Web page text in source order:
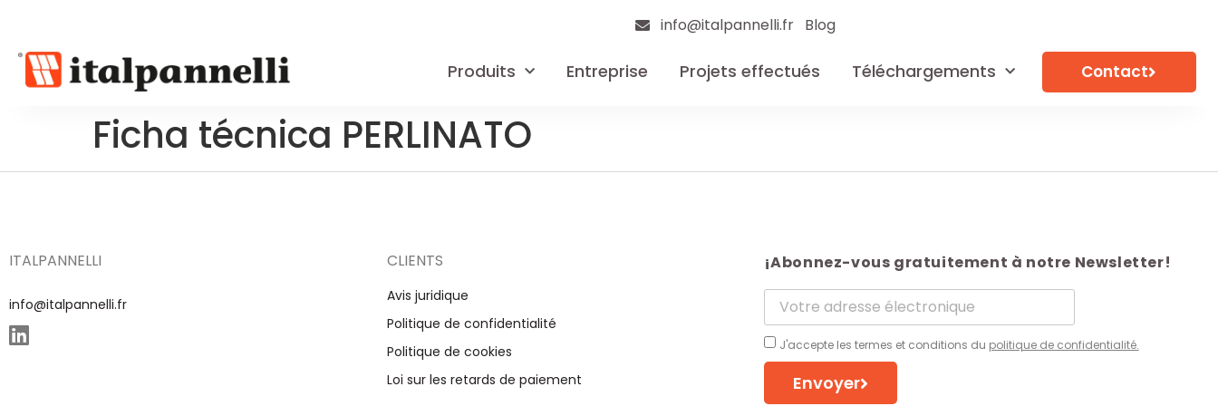
info@italpannelli.fr Blog
Produits Entreprise Projets effectués Téléchargements Contact
Ficha técnica PERLINATO
ITALPANNELLI
info@italpannelli.fr
CLIENTS
Avis juridique
Politique de confidentialité
Politique de cookies
Loi sur les retards de paiement
¡Abonnez-vous gratuitement à notre Newsletter!
J'accepte les termes et conditions du politique de confidentialité.
Envoyer